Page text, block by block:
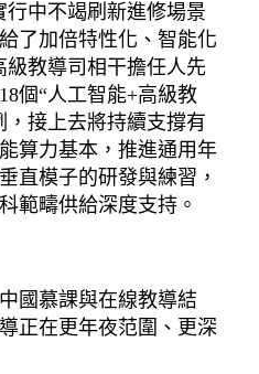
中不竭刷新進修場景
了加倍特性化、智能化
級教導司相干擔任人先
個“人工智能+高級教
，接上去將持續支撐有
算力基本，推進通用年
直模子的研發與練習，
範疇供給深度支持。
國慕課與在線教導結
正在更年夜范圍、更深